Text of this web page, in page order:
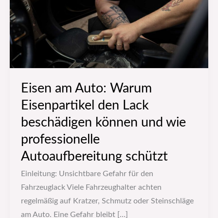
Eisen am Auto: Warum
Eisenpartikel den Lack
beschädigen können und wie
professionelle
Autoaufbereitung schützt
Einleitung: Unsichtbare Gefahr für den
Fahrzeuglack Viele Fahrzeughalter achten
regelmäßig auf Kratzer, Schmutz oder Steinschläge
am Auto. Eine Gefahr bleibt […]
den
Lack
beschädigen
und
professionelle
Autoaufbereitung
schützt